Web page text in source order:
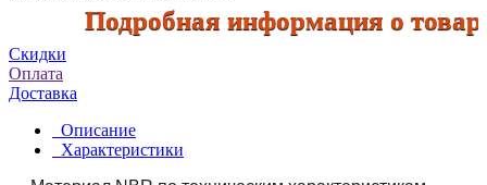
Подробная информация о товарах
Скидки
Оплата
Доставка
Описание
Характеристики